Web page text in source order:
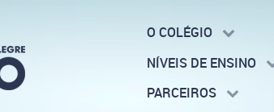
O COLÉGIO
NÍVEIS DE ENSINO
PARCEIROS